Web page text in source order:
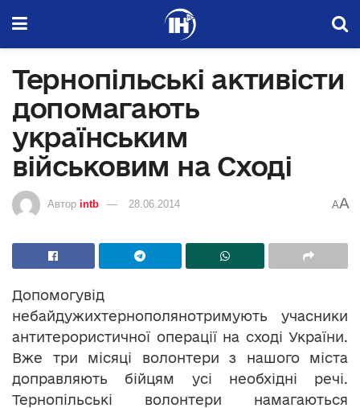
Тернопільські активісти
допомагають
українським
військовим на Сході
Автор intb 28.06.2014 AA
Допомогувід
небайдужихтернополянотримують учасники
антитерористичної операції на сході України.
Вже три місяці волонтери з нашого міста
доправляють бійцям усі необхідні речі.
Тернопільські волонтери намагаються